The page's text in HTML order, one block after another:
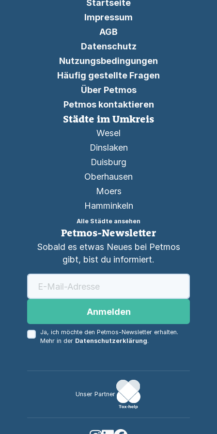
Startseite
Impressum
AGB
Datenschutz
Nutzungsbedingungen
Häufig gestellte Fragen
Über Petmos
Petmos kontaktieren
Städte im Umkreis
Wesel
Dinslaken
Duisburg
Oberhausen
Moers
Hamminkeln
Alle Städte ansehen
Petmos-Newsletter
Sobald es etwas Neues bei Petmos
gibt, bist du informiert.
Anmelden
Ja, ich möchte den Petmos-Newsletter erhalten.
Mehr in der Datenschutzerklärung.
Unser Partner